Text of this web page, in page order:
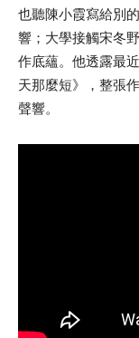
也聽陳小霞寫給別
響；大學接觸宋冬
作底蘊。他透露最
天那麼短》，整張
聲響。